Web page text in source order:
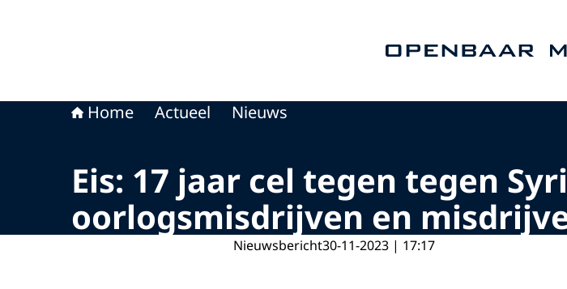
Home Actueel Nieuws
Eis: 17 jaar cel tegen tegen
oorlogsmisdrijven en
Nieuwsbericht30-11-2023 | 17:17